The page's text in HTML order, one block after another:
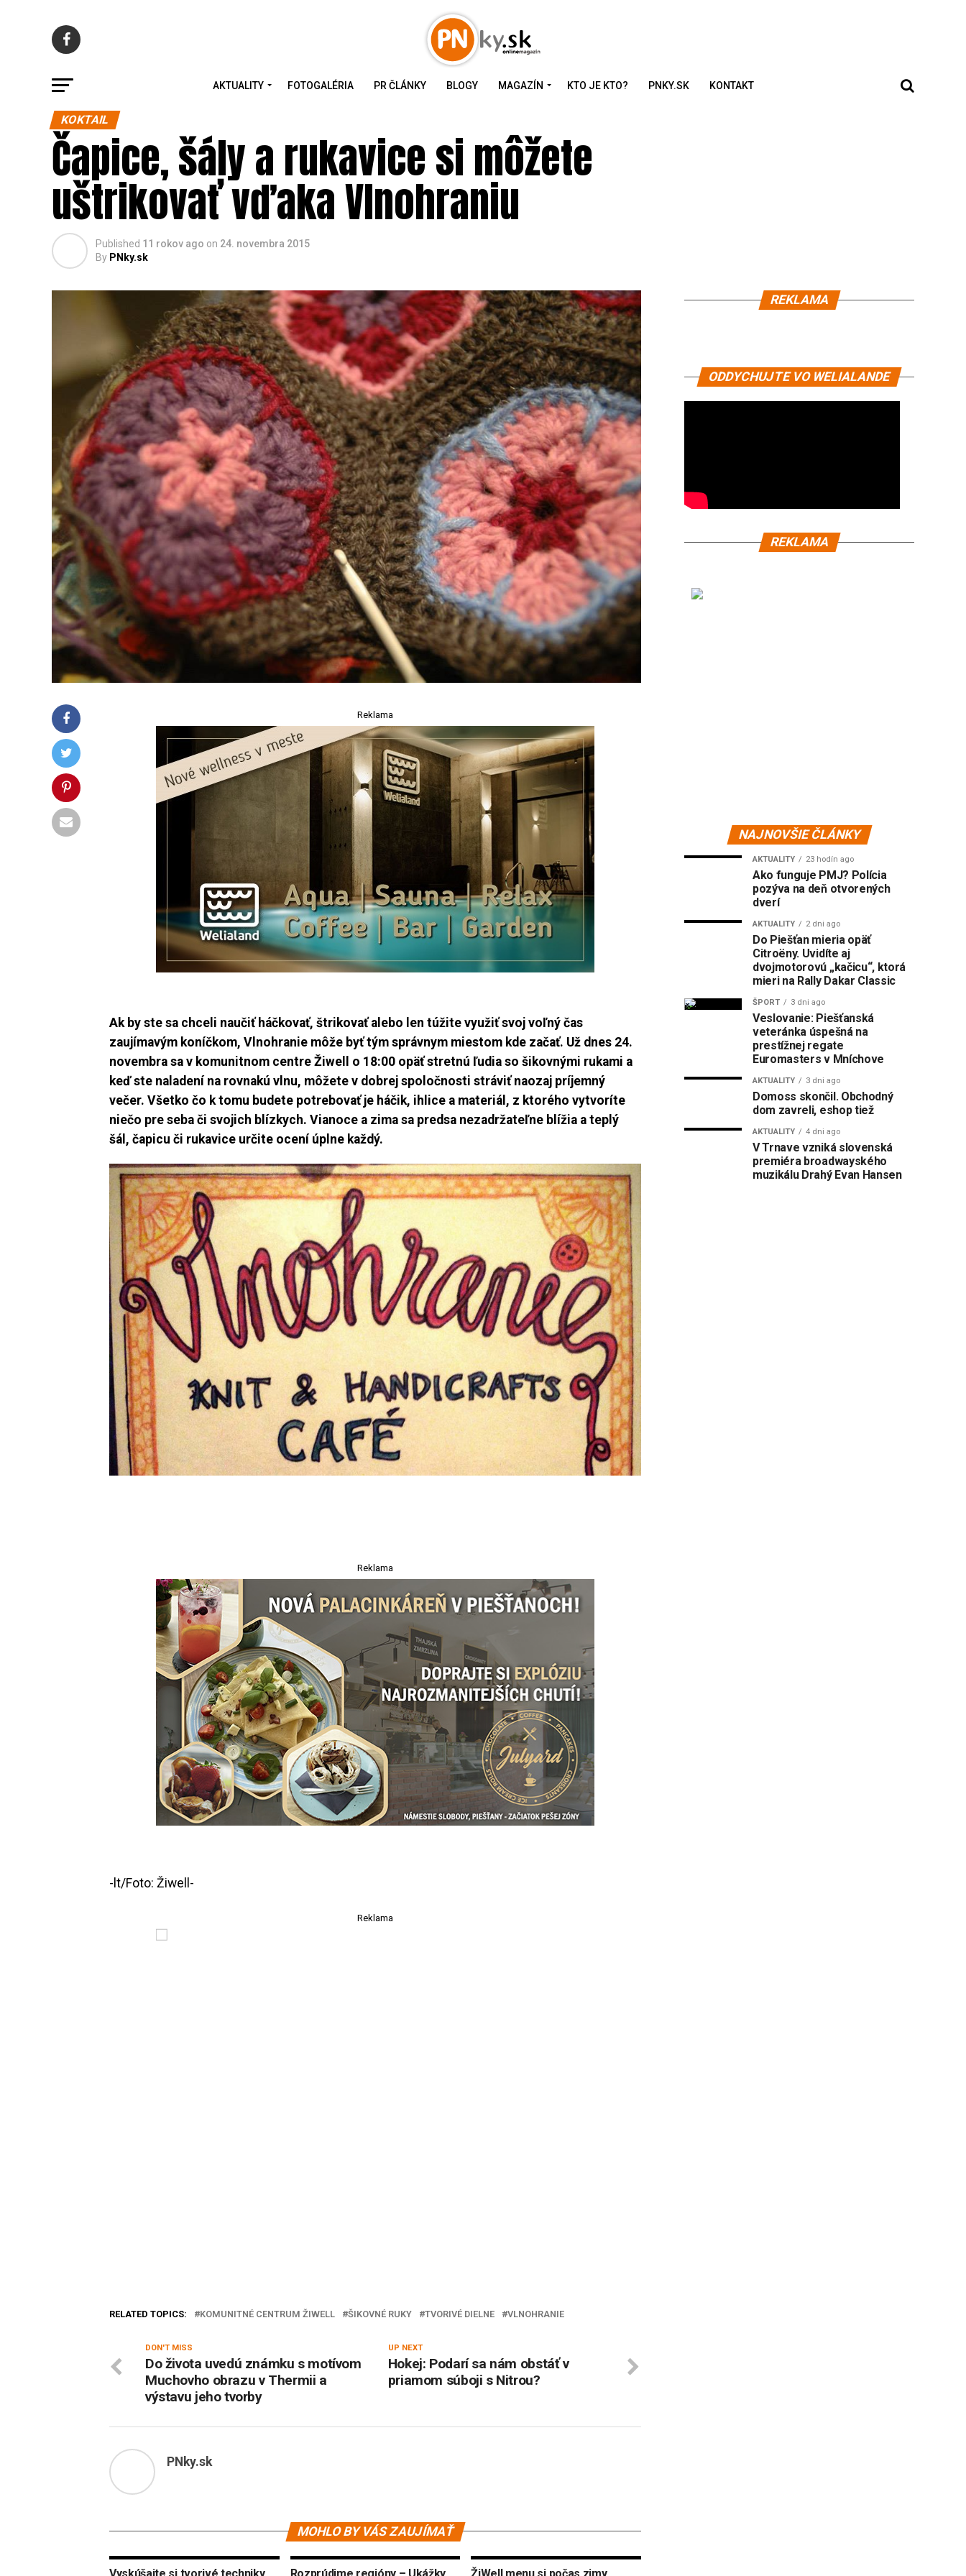
AKTUALITY FOTOGALÉRIA PR ČLÁNKY BLOGY MAGAZÍN KTO JE KTO? PNKY.SK KONTAKT
KOKTAIL
Čapice, šály a rukavice si môžete
uštrikovať vďaka Vlnohraniu
Published 11 rokov ago on 24. novembra 2015
By PNky.sk
Reklama
Ak by ste sa chceli naučiť háčkovať, štrikovať alebo len túžite využiť svoj voľný čas
zaujímavým koníčkom, Vlnohranie môže byť tým správnym miestom kde začať. Už dnes 24.
novembra sa v komunitnom centre Žiwell o 18:00 opäť stretnú ľudia so šikovnými rukami a
keď ste naladení na rovnakú vlnu, môžete v dobrej spoločnosti stráviť naozaj príjemný
večer. Všetko čo k tomu budete potrebovať je háčik, ihlice a materiál, z ktorého vytvoríte
niečo pre seba či svojich blízkych. Vianoce a zima sa predsa nezadržateľne blížia a teplý
šál, čapicu či rukavice určite ocení úplne každý.
Reklama
-lt/Foto: Žiwell-
Reklama
RELATED TOPICS: KOMUNITNÉ CENTRUM ŽIWELL ŠIKOVNÉ RUKY TVORIVÉ DIELNE VLNOHRANIE
UP NEXT
Hokej: Podarí sa nám obstáť v
priamom súboji s Nitrou?
DON'T MISS
Do života uvedú známku s motívom
Muchovho obrazu v Thermii a
výstavu jeho tvorby
PNky.sk
MOHLO BY VÁS ZAUJÍMAŤ
REKLAMA
ODDYCHUJTE VO WELIALANDE
REKLAMA
NAJNOVŠIE ČLÁNKY
AKTUALITY 23 hodín ago
Ako funguje PMJ? Polícia
pozýva na deň otvorených
dverí
AKTUALITY 2 dni ago
Do Piešťan mieria opäť
Citroëny. Uvidíte aj
dvojmotorovú „kačicu“, ktorá
mieri na Rally Dakar Classic
ŠPORT 3 dni ago
Veslovanie: Piešťanská
veteránka úspešná na
prestížnej regate
Euromasters v Mníchove
AKTUALITY 3 dni ago
Domoss skončil. Obchodný
dom zavreli, eshop tiež
AKTUALITY 4 dni ago
V Trnave vzniká slovenská
premiéra broadwayského
muzikálu Drahý Evan Hansen